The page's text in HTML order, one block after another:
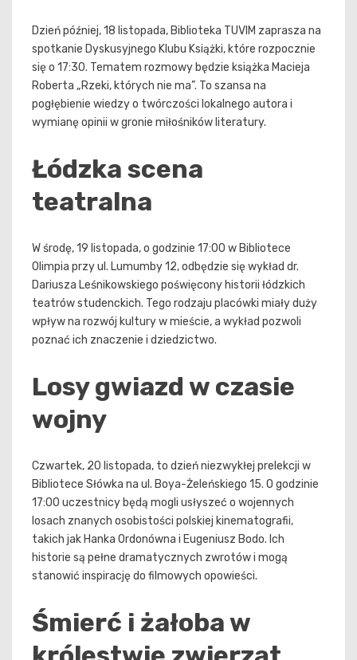
Dzień później, 18 listopada, Biblioteka TUVIM zaprasza na
spotkanie Dyskusyjnego Klubu Książki, które rozpocznie
się o 17:30. Tematem rozmowy będzie książka Macieja
Roberta „Rzeki, których nie ma”. To szansa na
pogłębienie wiedzy o twórczości lokalnego autora i
wymianę opinii w gronie miłośników literatury.
Łódzka scena
teatralna
W środę, 19 listopada, o godzinie 17:00 w Bibliotece
Olimpia przy ul. Lumumby 12, odbędzie się wykład dr.
Dariusza Leśnikowskiego poświęcony historii łódzkich
teatrów studenckich. Tego rodzaju placówki miały duży
wpływ na rozwój kultury w mieście, a wykład pozwoli
poznać ich znaczenie i dziedzictwo.
Losy gwiazd w czasie
wojny
Czwartek, 20 listopada, to dzień niezwykłej prelekcji w
Bibliotece Słówka na ul. Boya-Żeleńskiego 15. O godzinie
17:00 uczestnicy będą mogli usłyszeć o wojennych
losach znanych osobistości polskiej kinematografii,
takich jak Hanka Ordonówna i Eugeniusz Bodo. Ich
historie są pełne dramatycznych zwrotów i mogą
stanowić inspirację do filmowych opowieści.
Śmierć i żałoba w